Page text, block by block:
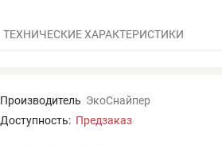
ТЕХНИЧЕСКИЕ ХАРАКТЕРИСТИКИ
Производитель ЭкоСнайпер
Доступность: Предзаказ